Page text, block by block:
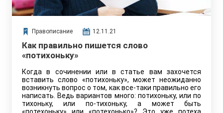
Правописание 12.11.21
Как правильно пишется слово
«потихоньку»
Когда в сочинении или в статье вам захочется
вставить слово «потихоньку», может неожиданно
возникнуть вопрос о том, как все-таки правильно его
написать. Ведь вариантов много: потихоньку, или по
тихоньку, или по-тихоньку, а может быть